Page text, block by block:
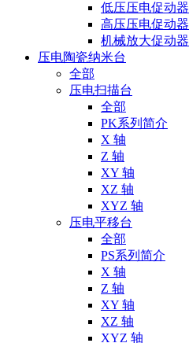
低压压电促动器
高压压电促动器
机械放大促动器
压电陶瓷纳米台
全部
压电扫描台
全部
PK系列简介
X 轴
Z 轴
XY 轴
XZ 轴
XYZ 轴
压电平移台
全部
PS系列简介
X 轴
Z 轴
XY 轴
XZ 轴
XYZ 轴